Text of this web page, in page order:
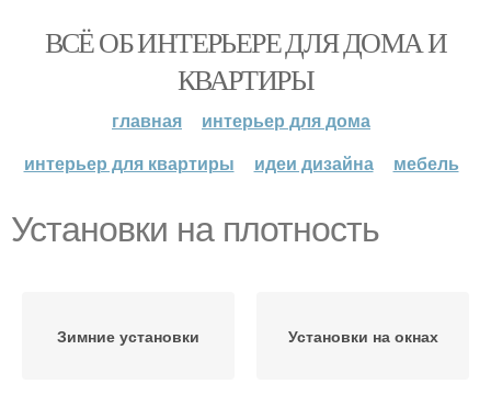
ВСЁ ОБ ИНТЕРЬЕРЕ ДЛЯ ДОМА И
КВАРТИРЫ
главная
интерьер для дома
интерьер для квартиры
идеи дизайна мебель
Установки на плотность
Зимние установки Установки на окнах